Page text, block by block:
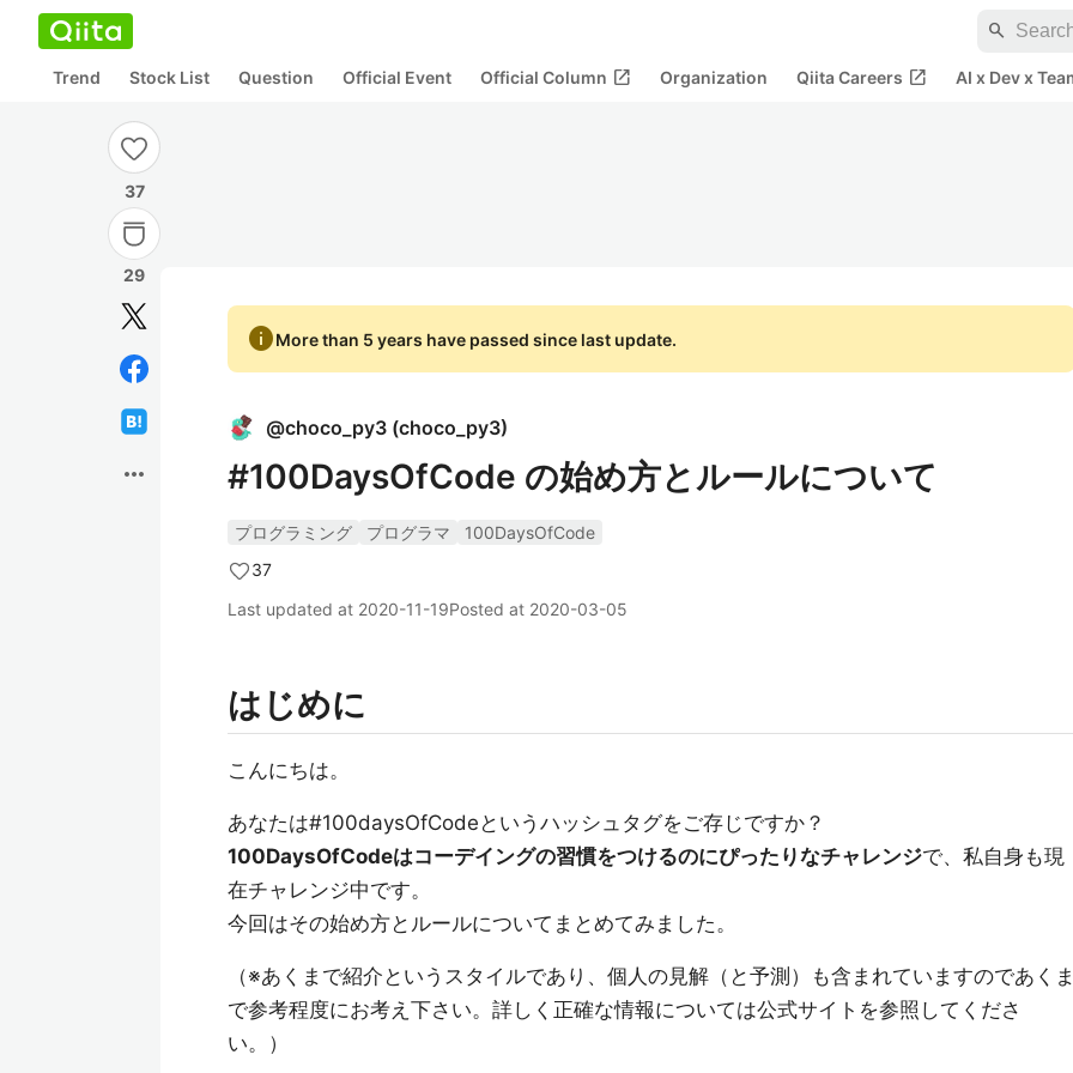
search
Trend Stock List Question Official Event Official Column open_in_new Organization Qiita Careers open_in_new AI x Dev x
37
29
more_horiz
infoMore than 5 years have passed since last update.
@choco_py3 (choco_py3)
#100DaysOfCode の始め方とルールについて
プログラミング プログラマ
100DaysOfCode
37
Last updated at 2020-11-19Posted at 2020-03-05
はじめに
こんにちは。
あなたは#100daysOfCodeというハッシュタグをご存じですか？
100DaysOfCodeはコーデイングの習慣をつけるのにぴったりなチャレンジで、私自身も現
在チャレンジ中です。
今回はその始め方とルールについてまとめてみました。
（※あくまで紹介というスタイルであり、個人の見解（と予測）も含まれていますのであく
で参考程度にお考え下さい。詳しく正確な情報については公式サイトを参照してくださ
い。）